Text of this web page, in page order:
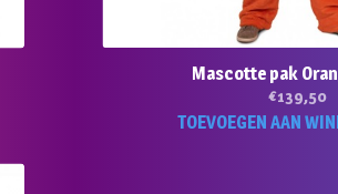
Mascotte pak
€139,50
TOEVOEGEN AAN